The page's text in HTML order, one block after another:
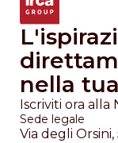
nella
Iscriviti ora
Sede legale
Via degli Orsini,